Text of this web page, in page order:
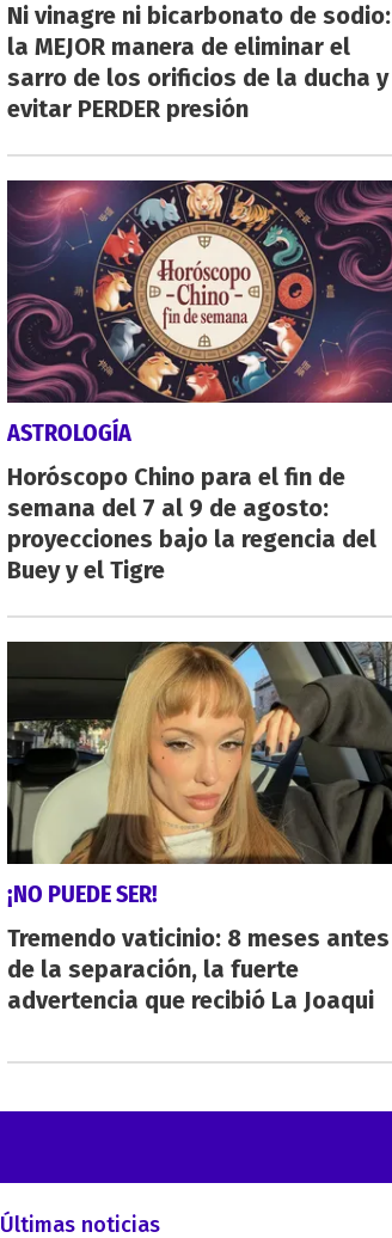
Ni vinagre ni bicarbonato de sodio:
la MEJOR manera de eliminar el
sarro de los orificios de la ducha y
evitar PERDER presión
ASTROLOGÍA
Horóscopo Chino para el fin de
semana del 7 al 9 de agosto:
proyecciones bajo la regencia del
Buey y el Tigre
¡NO PUEDE SER!
Tremendo vaticinio: 8 meses antes
de la separación, la fuerte
advertencia que recibió La Joaqui
Últimas noticias